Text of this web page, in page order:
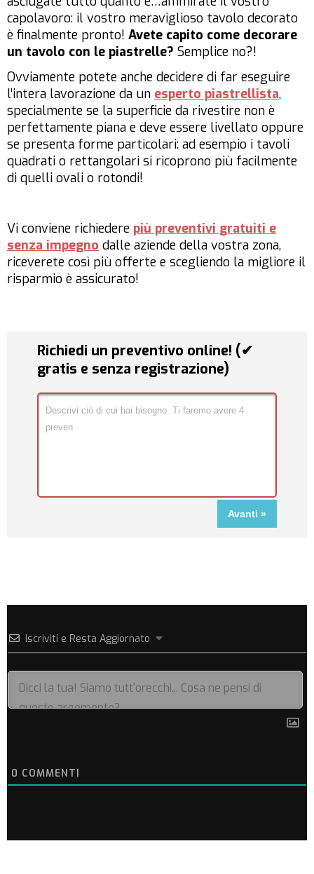
capolavoro: il vostro meraviglioso tavolo decorato
è finalmente pronto! Avete capito come decorare
un tavolo con le piastrelle? Semplice no?!
Ovviamente potete anche decidere di far eseguire
l’intera lavorazione da un esperto piastrellista,
specialmente se la superficie da rivestire non è
perfettamente piana e deve essere livellato oppure
se presenta forme particolari: ad esempio i tavoli
quadrati o rettangolari si ricoprono più facilmente
di quelli ovali o rotondi!
Vi conviene richiedere più preventivi gratuiti e
senza impegno dalle aziende della vostra zona,
riceverete così più offerte e scegliendo la migliore il
risparmio è assicurato!
Richiedi un preventivo online! (✔
gratis e senza registrazione)
Iscriviti e Resta Aggiornato
0 COMMENTI